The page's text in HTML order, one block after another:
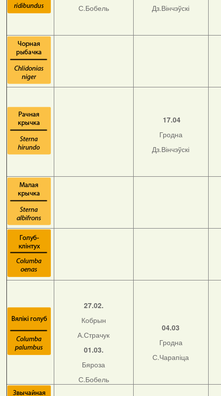
С.Бобель Дз.Вінчэўскі
17.04
Гродна
Дз.Вінчэўскі
27.02.
Кобрын
А.Страчук
01.03.
Бяроза
С.Бобель
04.03
Гродна
С.Чарапіца